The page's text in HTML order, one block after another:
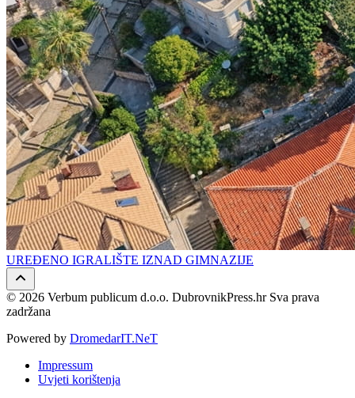
UREĐENO IGRALIŠTE IZNAD GIMNAZIJE
© 2026 Verbum publicum d.o.o. DubrovnikPress.hr Sva prava
zadržana
Powered by DromedarIT.NeT
Impressum
Uvjeti korištenja